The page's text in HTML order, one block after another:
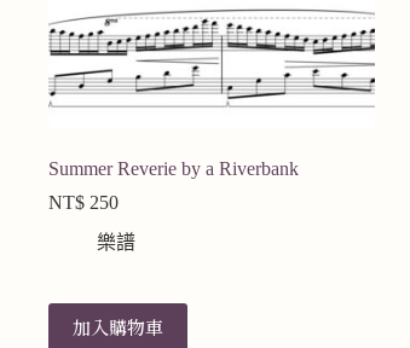
Summer Reverie by a Riverbank
NT$ 250
樂譜
加入購物車